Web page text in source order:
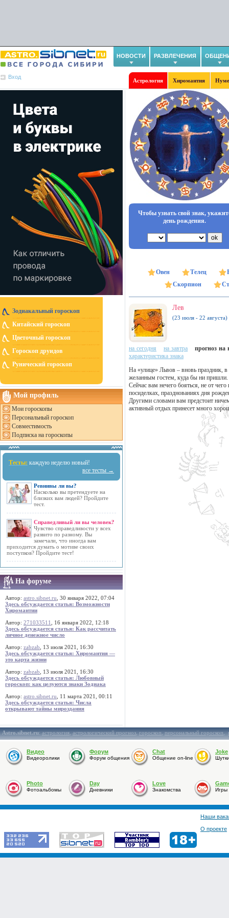
НОВОСТИ РАЗВЛЕЧЕНИЯ
Вход
Астрология Хиромантия
Зодиакальный гороскоп
Китайский гороскоп
Цветочный гороскоп
Гороскоп друидов
Рунический гороскоп
Мой профиль
Мои гороскопы
Персональный гороскоп
Совместимость
Подписка на гороскопы
Тесты: каждую неделю новый!
все тесты →
Ревнивы ли вы?
Насколько вы претендуете на
близких вам людей? Пройдите
тест.
Справедливый ли вы человек?
Чувство справедливости у всех
развито по разному. Вы
замечали, что иногда вам
приходится думать о мотиве своих
поступков? Пройдите тест!
На форуме
Автор: astro.sibnet.ru , 30 января 2022, 07:04
Здесь обсуждается статья: Возможности
Хиромантии
Автор: 271033511
, 16 января 2022, 12:18
Здесь обсуждается статья: Как рассчитать
личное денежное число
Автор: zabzab , 13 июля 2021, 16:30
Здесь обсуждается статья: Хиромантия —
это карта жизни
Автор: zabzab , 13 июля 2021, 16:30
Здесь обсуждается статья: Любовный
гороскоп: как целуются знаки Зодиака
Автор: astro.sibnet.ru , 11 марта 2021, 00:11
Здесь обсуждается статья: Числа
открывают тайны мироздания
Чтобы узнать свой знак,
день рождения.
Овен Телец
Скорпион
Лев
(23 июля - 22 августа)
на сегодня на завтра
прогноз на
характеристика знака
На «улице» Львов – вновь праздник,
желанным гостем, куда бы ни
Сейчас вам нечего бояться, не от
посиделках, празднованиях дня
Другими словами вам предстоит
активный отдых принесет много
Astro.sibnet.ru:астрология,астрологический прогноз,гороскоп,персональный гороскоп,
Видео
Видеоролики
Форум
Форум общения
Chat
Общение on-line
Joke
Photo
Фотоальбомы
Day
Дневники
Love
Знакомства Игры
Наши
О проекте